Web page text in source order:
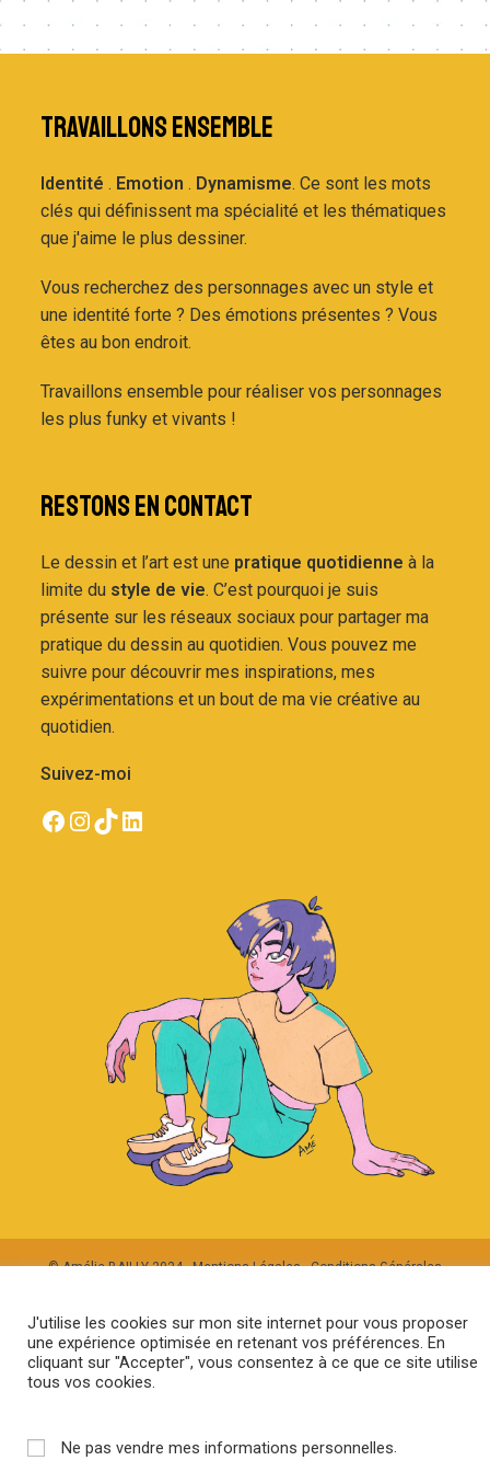
TRAVAILLONS ENSEMBLE
Identité. Emotion . Dynamisme. Ce sont les mots
clés qui définissent ma spécialité et les thématiques
que j'aime le plus dessiner.
Vous recherchez des personnages avec un style et
une identité forte ? Des émotions présentes ? Vous
êtes au bon endroit.
Travaillons ensemble pour réaliser vos personnages
les plus funky et vivants !
RESTONS EN CONTACT
Le dessin et l’art est une pratique quotidienne à la
limite du style de vie. C’est pourquoi je suis
présente sur les réseaux sociaux pour partager ma
pratique du dessin au quotidien. Vous pouvez me
suivre pour découvrir mes inspirations, mes
expérimentations et un bout de ma vie créative au
quotidien.
Suivez-moi
Compte facebook d'AmAmé.art
Compte Instagram d'AméAmé.art
Compte TikTok d'AméAmé.art
Compte LinkedIn d'amélie Bailly
© Amélie BAILLY 2024 -Mentions Légales-Conditions Générales
J'utilise les cookies sur mon site internet pour vous proposer
une expérience optimisée en retenant vos préférences. En
cliquant sur "Accepter", vous consentez à ce que ce site utilise
tous vos cookies.
Ne pas vendre mes informations personnelles.